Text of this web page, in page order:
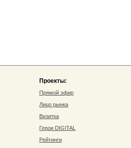
Проекты:
Прямой эфир
Лицо рынка
Визитка
Герои DIGITAL
Рейтинги